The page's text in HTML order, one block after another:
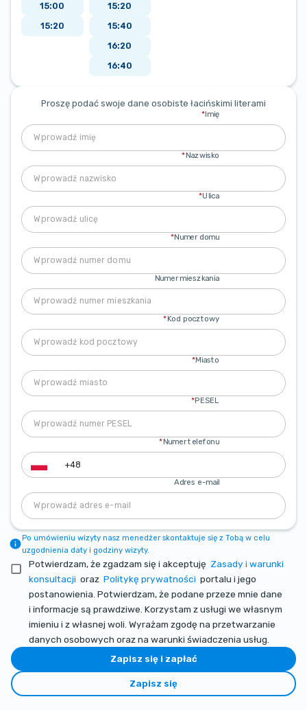
15:00
15:20
15:20
15:40
16:20
16:40
Proszę podać swoje dane osobiste łacińskimi literami
Imię
*
Nazwisko
*
Ulica
*
Numer domu
*
Numer mieszkania
Kod pocztowy
*
Miasto
*
PESEL
*
Numer telefonu
*
Adres e-mail
Po umówieniu wizyty nasz menedżer skontaktuje się z Tobą w celu
uzgodnienia daty i godziny wizyty.
Potwierdzam, że zgadzam się i akceptuję Zasady i warunki
konsultacji oraz Politykę prywatności portalu i jego
postanowienia. Potwierdzam, że podane przeze mnie dane
i informacje są prawdziwe. Korzystam z usługi we własnym
imieniu i z własnej woli. Wyrażam zgodę na przetwarzanie
danych osobowych oraz na warunki świadczenia usług.
Zapisz się
Zapisz się i zapłać